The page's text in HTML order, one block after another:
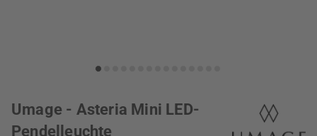
Umage - Asteria Mini LED-
Pendelleuchte